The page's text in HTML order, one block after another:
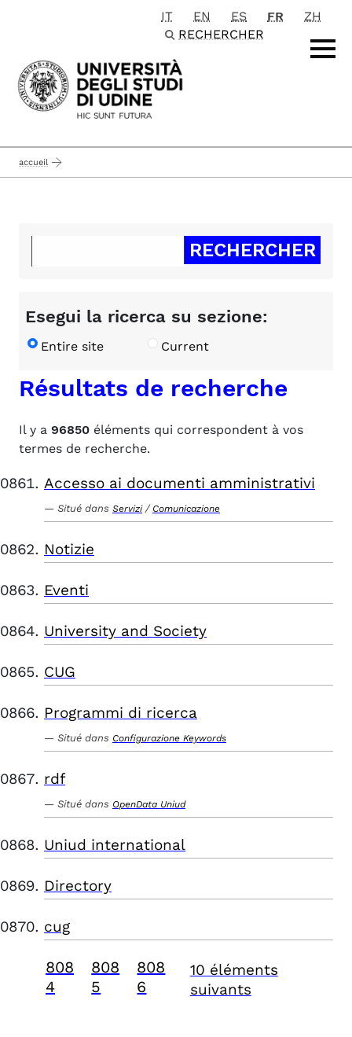
Passa al contenuto principale
IT EN ES FR
ZH
RECHERCHER
accueil
Esegui la ricerca su sezione:
Entire site Current
Résultats de recherche
Il y a 96850 éléments qui correspondent à vos
termes de recherche.
Accesso ai documenti amministrativi
Situé dans Servizi / Comunicazione
Notizie
Eventi
University and Society
CUG
Programmi di ricerca
Situé dans Configurazione Keywords
rdf
Situé dans OpenData Uniud
Uniud international
Directory
cug
808
4
808
5
808
6
10 éléments
suivants